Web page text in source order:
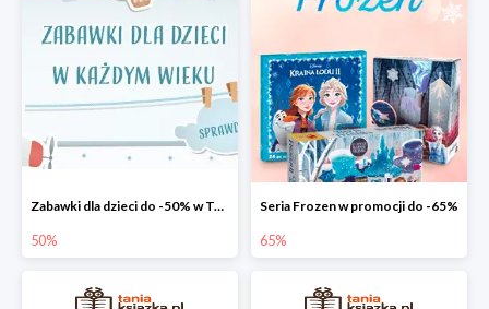
Zabawki dla dzieci do -50% w Taniej Książce
50%
Seria Frozen w promocji do -65%
65%